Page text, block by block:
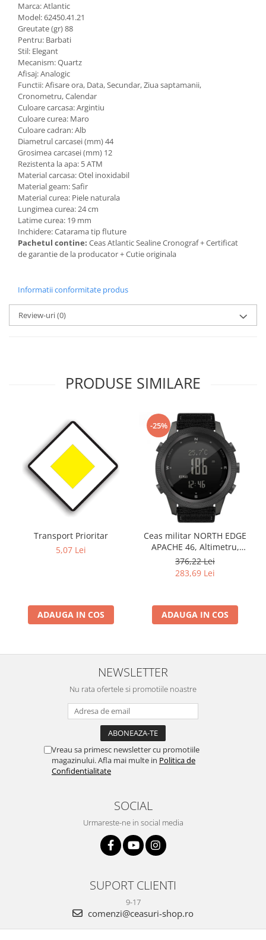
Marca: Atlantic
Model: 62450.41.21
Greutate (gr) 88
Pentru: Barbati
Stil: Elegant
Mecanism: Quartz
Afisaj: Analogic
Functii: Afisare ora, Data, Secundar, Ziua saptamanii,
Cronometru, Calendar
Culoare carcasa: Argintiu
Culoare curea: Maro
Culoare cadran: Alb
Diametrul carcasei (mm) 44
Grosimea carcasei (mm) 12
Rezistenta la apa: 5 ATM
Material carcasa: Otel inoxidabil
Material geam: Safir
Material curea: Piele naturala
Lungimea curea: 24 cm
Latime curea: 19 mm
Inchidere: Catarama tip fluture
Pachetul contine: Ceas Atlantic Sealine Cronograf + Certificat
de garantie de la producator + Cutie originala
Informatii conformitate produs
Review-uri(0)
PRODUSE SIMILARE
Transport Prioritar
5,07 Lei
ADAUGA IN COS
-25%
Ceas militar NORTH EDGE
APACHE 46, Altimetru,
Barometru, Cronometru,
Termometru, Pedometru,
Busola
376,22 Lei
283,69 Lei
ADAUGA IN COS
NEWSLETTER
Nu rata ofertele si promotiile noastre
Vreau sa primesc newsletter cu promotiile
magazinului. Afla mai multe in Politica de
Confidentialitate
SOCIAL
Urmareste-ne in social media
SUPORT CLIENTI
9-17
comenzi@ceasuri-shop.ro